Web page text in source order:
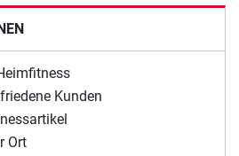
Kunden
Ort